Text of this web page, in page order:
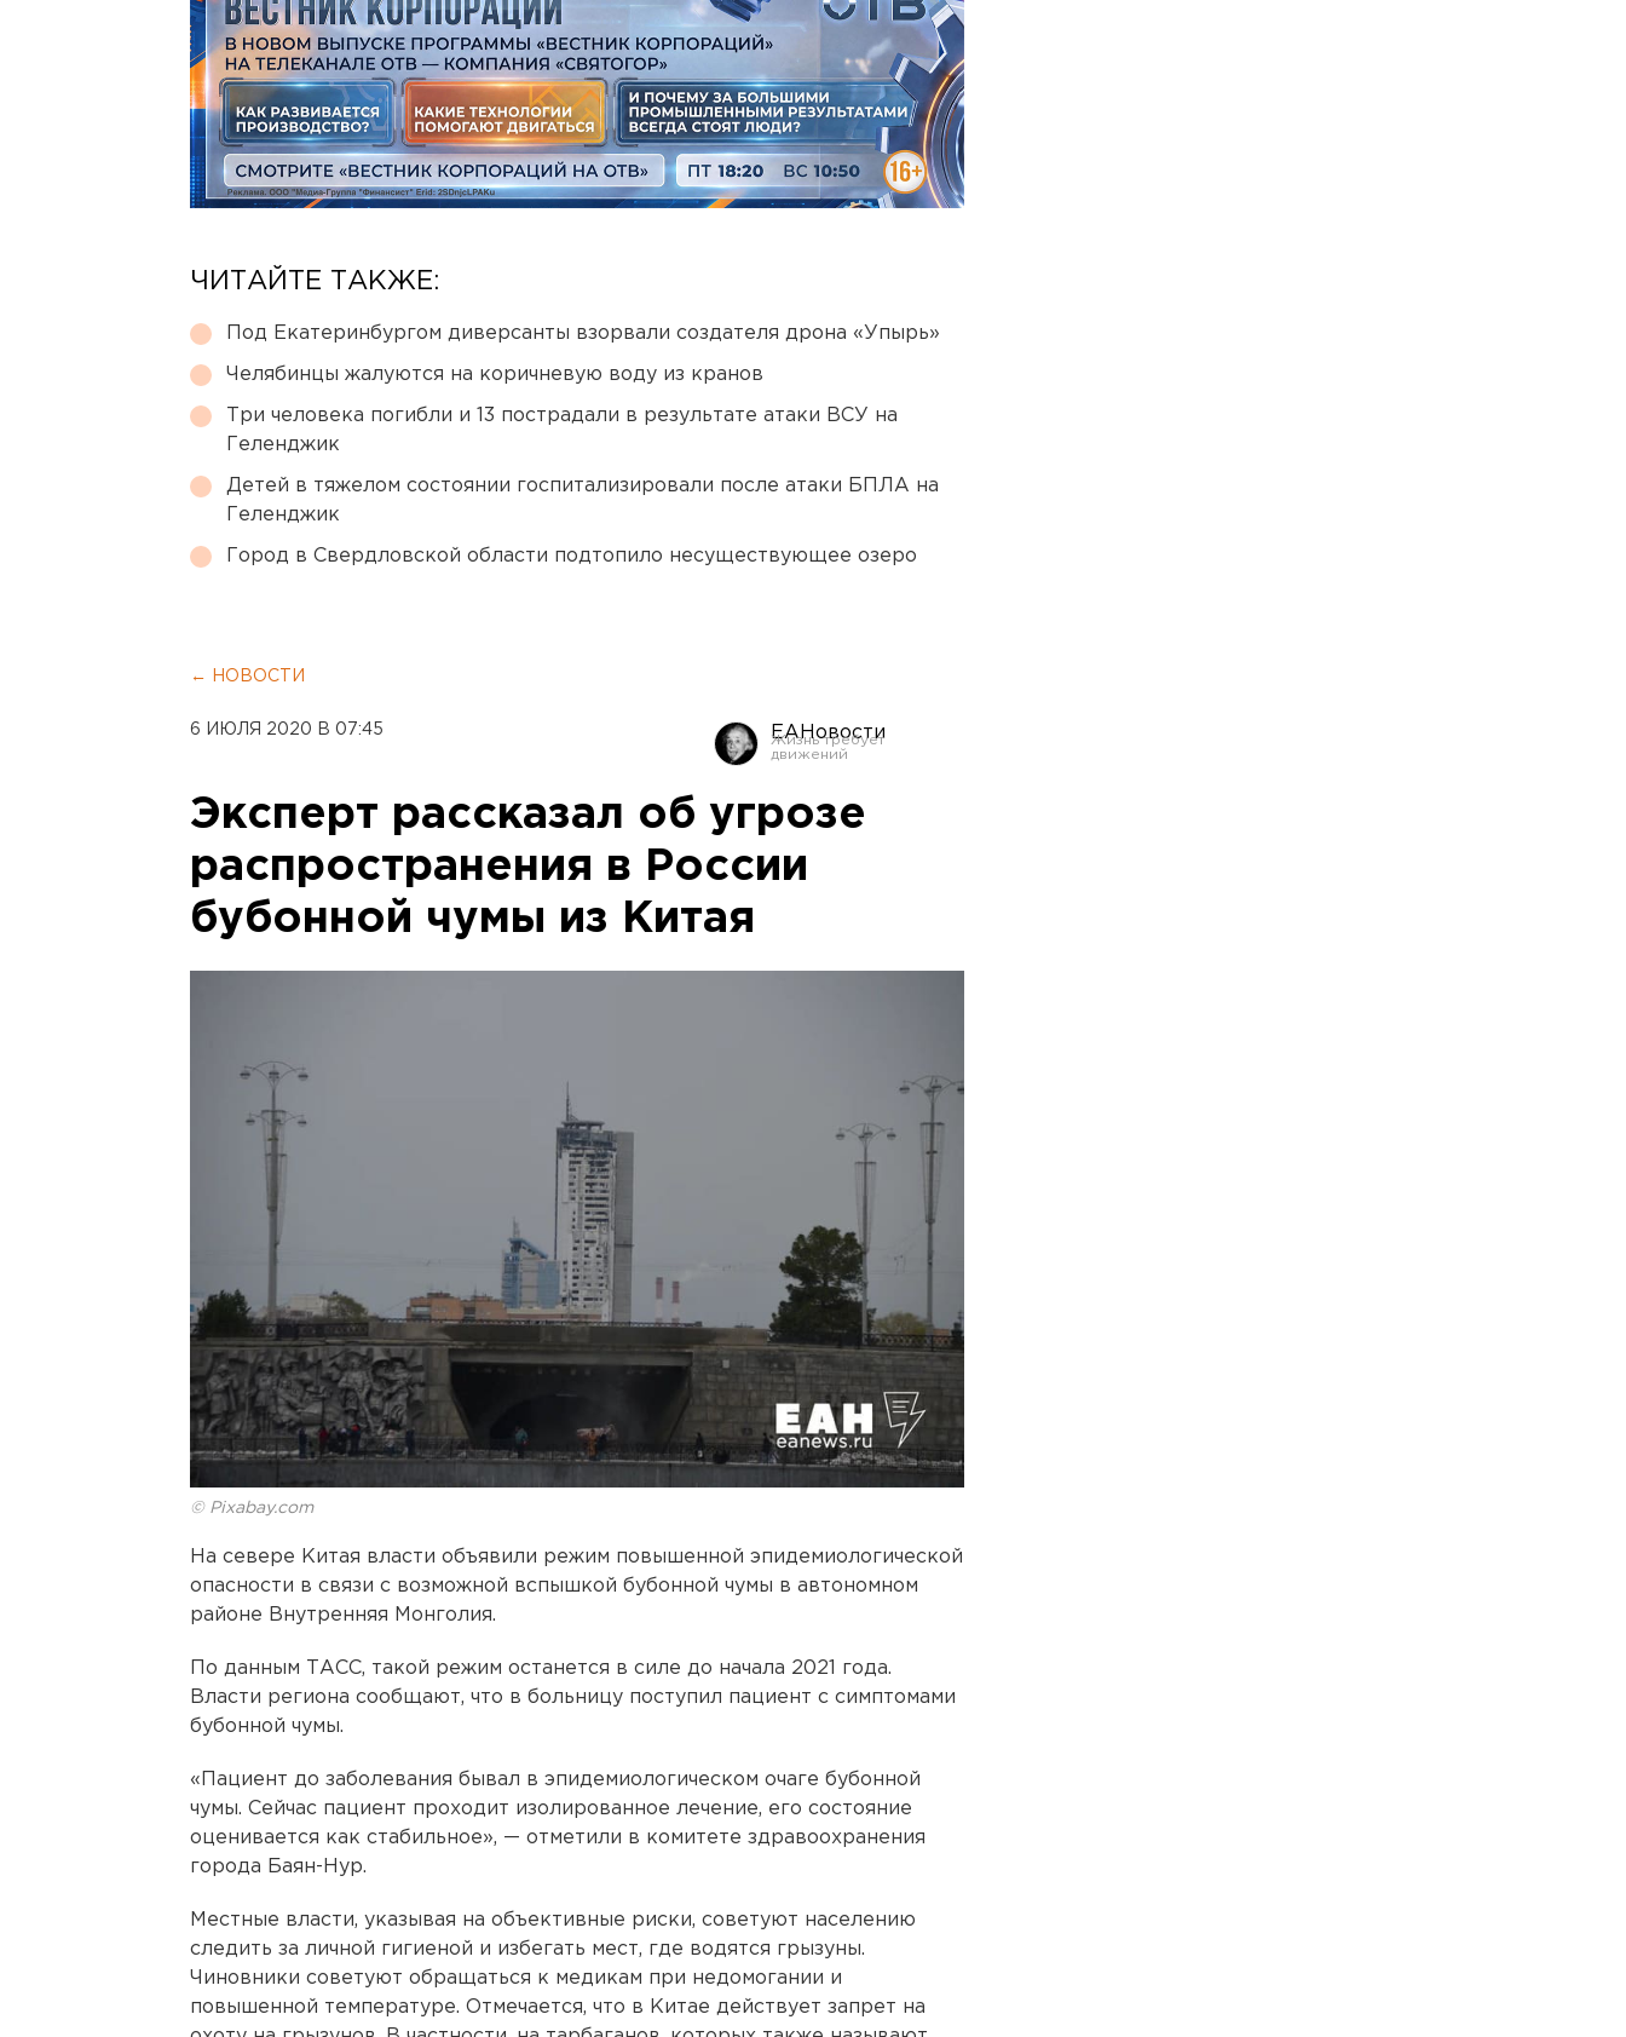
ЧИТАЙТЕ ТАКЖЕ:
Под Екатеринбургом диверсанты взорвали создателя дрона «Упырь»
Челябинцы жалуются на коричневую воду из кранов
Три человека погибли и 13 пострадали в результате атаки ВСУ на
Геленджик
Детей в тяжелом состоянии госпитализировали после атаки БПЛА на
Геленджик
Город в Свердловской области подтопило несуществующее озеро
← НОВОСТИ
6 ИЮЛЯ 2020 В 07:45 ЕАНовости
Эксперт рассказал об угрозе
распространения в России
бубонной чумы из Китая
© Pixabay.com
На севере Китая власти объявили режим повышенной эпидемиологической
опасности в связи с возможной вспышкой бубонной чумы в автономном
районе Внутренняя Монголия.
По данным ТАСС, такой режим останется в силе до начала 2021 года.
Власти региона сообщают, что в больницу поступил пациент с симптомами
бубонной чумы.
«Пациент до заболевания бывал в эпидемиологическом очаге бубонной
чумы. Сейчас пациент проходит изолированное лечение, его состояние
оценивается как стабильное», — отметили в комитете здравоохранения
города Баян-Нур.
Местные власти, указывая на объективные риски, советуют населению
следить за личной гигиеной и избегать мест, где водятся грызуны.
Чиновники советуют обращаться к медикам при недомогании и
повышенной температуре. Отмечается, что в Китае действует запрет на